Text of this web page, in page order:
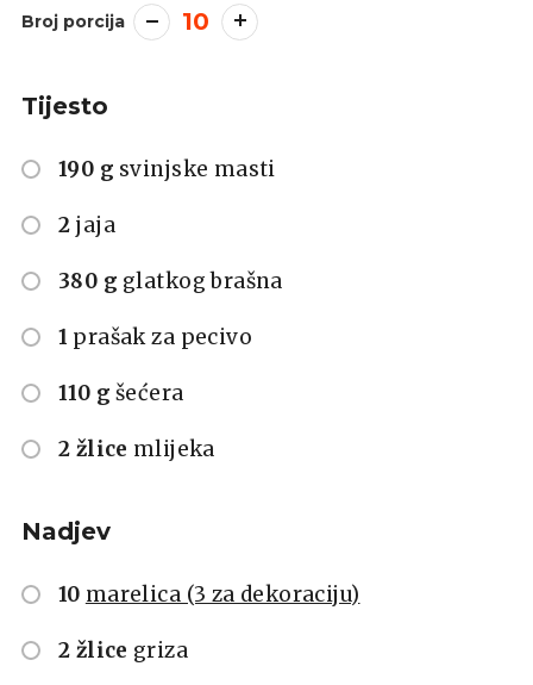
Broj porcija 10
Tijesto
190 g svinjske masti
2 jaja
380 g glatkog brašna
1 prašak za pecivo
110 g šećera
2 žlice mlijeka
Nadjev
10 marelica (3 za dekoraciju)
2 žlice griza